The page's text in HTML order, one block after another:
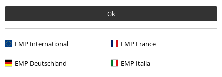
Ok
EMP International EMP France
EMP Deutschland EMP Italia
Film & TV Hushållsartiklar
Film & TV